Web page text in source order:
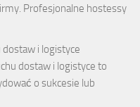
Profesjonalne hostessy
i logistyce
dostaw i logistyce to
o sukcesie lub